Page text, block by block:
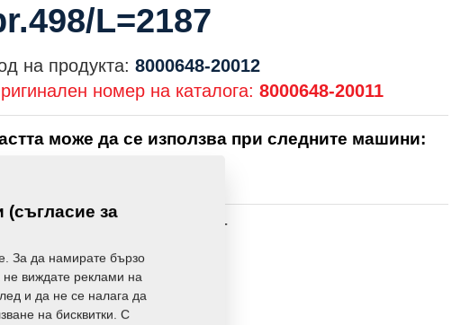
L=2187
на продукта: 8000648-20012
номер на каталога: 8000648-20011
може да се използва при следните машини:
171,3790 Кг
(съгласие за
За да намирате бързо
не виждате реклами на
и да не се налага да
на бисквитки. С